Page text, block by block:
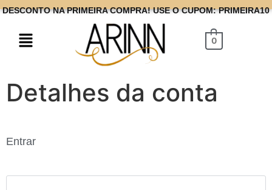
DESCONTO NA PRIMEIRA COMPRA! USE O CUPOM: PRIMEIRA10
0
Detalhes da conta
Entrar